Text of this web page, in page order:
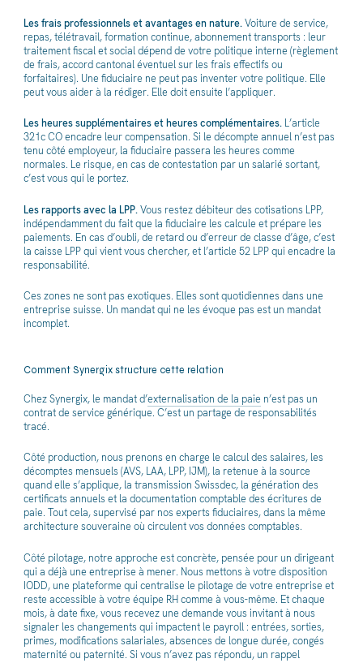
Les frais professionnels et avantages en nature.Voiture de service,
repas, télétravail, formation continue, abonnement transports : leur
traitement fiscal et social dépend de votre politique interne (règlement
de frais, accord cantonal éventuel sur les frais effectifs ou
forfaitaires). Une fiduciaire ne peut pas inventer votre politique. Elle
peut vous aider à la rédiger. Elle doit ensuite l’appliquer.
Les heures supplémentaires et heures complémentaires.L’article
321c CO encadre leur compensation. Si le décompte annuel n’est pas
tenu côté employeur, la fiduciaire passera les heures comme
normales. Le risque, en cas de contestation par un salarié sortant,
c’est vous qui le portez.
Les rapports avec la LPP.Vous restez débiteur des cotisations LPP,
indépendamment du fait que la fiduciaire les calcule et prépare les
paiements. En cas d’oubli, de retard ou d’erreur de classe d’âge, c’est
la caisse LPP qui vient vous chercher, et l’article 52 LPP qui encadre la
responsabilité.
Ces zones ne sont pas exotiques. Elles sont quotidiennes dans une
entreprise suisse. Un mandat qui ne les évoque pas est un mandat
incomplet.
Comment Synergix structure cette relation
Chez Synergix, le mandat d’externalisation de la paie n’est pas un
contrat de service générique. C’est un partage de responsabilités
tracé.
Côté production, nous prenons en charge le calcul des salaires, les
décomptes mensuels (AVS, LAA, LPP, IJM), la retenue à la source
quand elle s’applique, la transmission Swissdec, la génération des
certificats annuels et la documentation comptable des écritures de
paie. Tout cela, supervisé par nos experts fiduciaires, dans la même
architecture souveraine où circulent vos données comptables.
Côté pilotage, notre approche est concrète, pensée pour un dirigeant
qui a déjà une entreprise à mener. Nous mettons à votre disposition
IODD, une plateforme qui centralise le pilotage de votre entreprise et
reste accessible à votre équipe RH comme à vous-même. Et chaque
mois, à date fixe, vous recevez une demande vous invitant à nous
signaler les changements qui impactent le payroll : entrées, sorties,
primes, modifications salariales, absences de longue durée, congés
maternité ou paternité. Si vous n’avez pas répondu, un rappel